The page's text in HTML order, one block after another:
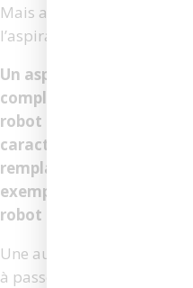
Mais avant de sauter le
l’aspirateur robot se
Un aspirateur robot ne
complètement un
robot ne dispose pas
caractéristiques
remplaçant suffisant. La
exemple, est beaucoup
robot que sur un
Une autre limitation est
à passer d’un étage à